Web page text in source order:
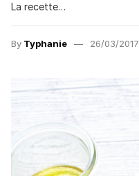
La recette…
By Typhanie 26/03/2017